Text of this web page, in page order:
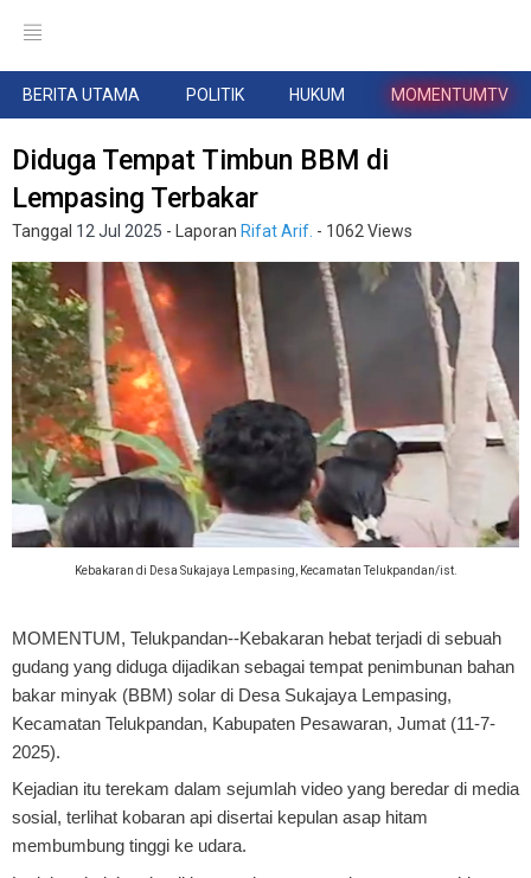
BERITA UTAMA POLITIK HUKUM MOMENTUMTV
Diduga Tempat Timbun BBM di
Lempasing Terbakar
Tanggal 12 Jul 2025 - Laporan Rifat Arif. - 1062 Views
Kebakaran di Desa Sukajaya Lempasing, Kecamatan Telukpandan/ist.
MOMENTUM, Telukpandan--Kebakaran hebat terjadi di sebuah
gudang yang diduga dijadikan sebagai tempat penimbunan bahan
bakar minyak (BBM) solar di Desa Sukajaya Lempasing,
Kecamatan Telukpandan, Kabupaten Pesawaran, Jumat (11-7-
2025).
Kejadian itu terekam dalam sejumlah video yang beredar di media
sosial, terlihat kobaran api disertai kepulan asap hitam
membumbung tinggi ke udara.